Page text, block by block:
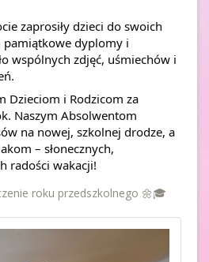
zaprosiły dzieci do swoich
pamiątkowe dyplomy i
wspólnych zdjęć, uśmiechów i
Dzieciom i Rodzicom za
Naszym Absolwentom
na nowej, szkolnej drodze, a
– słonecznych,
radości wakacji!
roku przedszkolnego 🌼🎓